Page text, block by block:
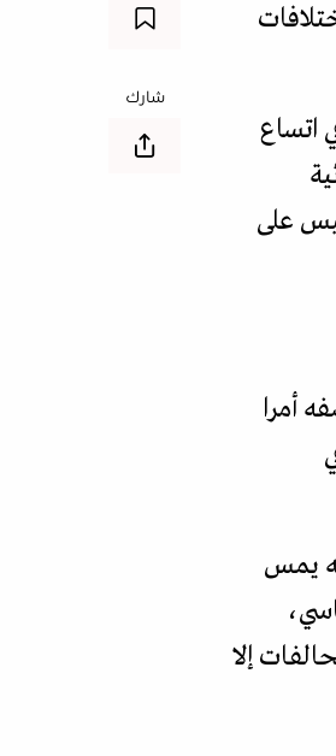
اتساع
على
أمرا
يمس
إلا
شارك